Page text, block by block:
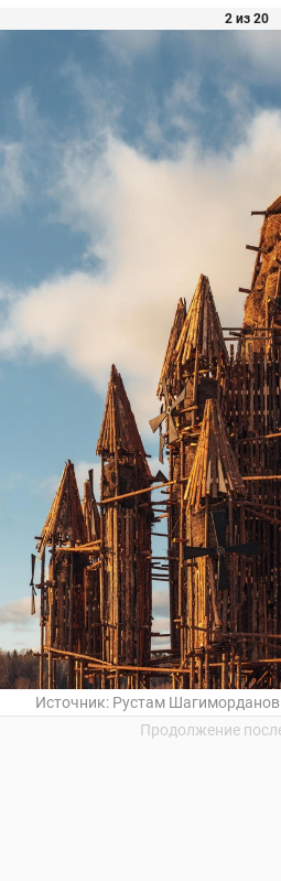
2 из 20
Источник: Рустам Шагиморданов